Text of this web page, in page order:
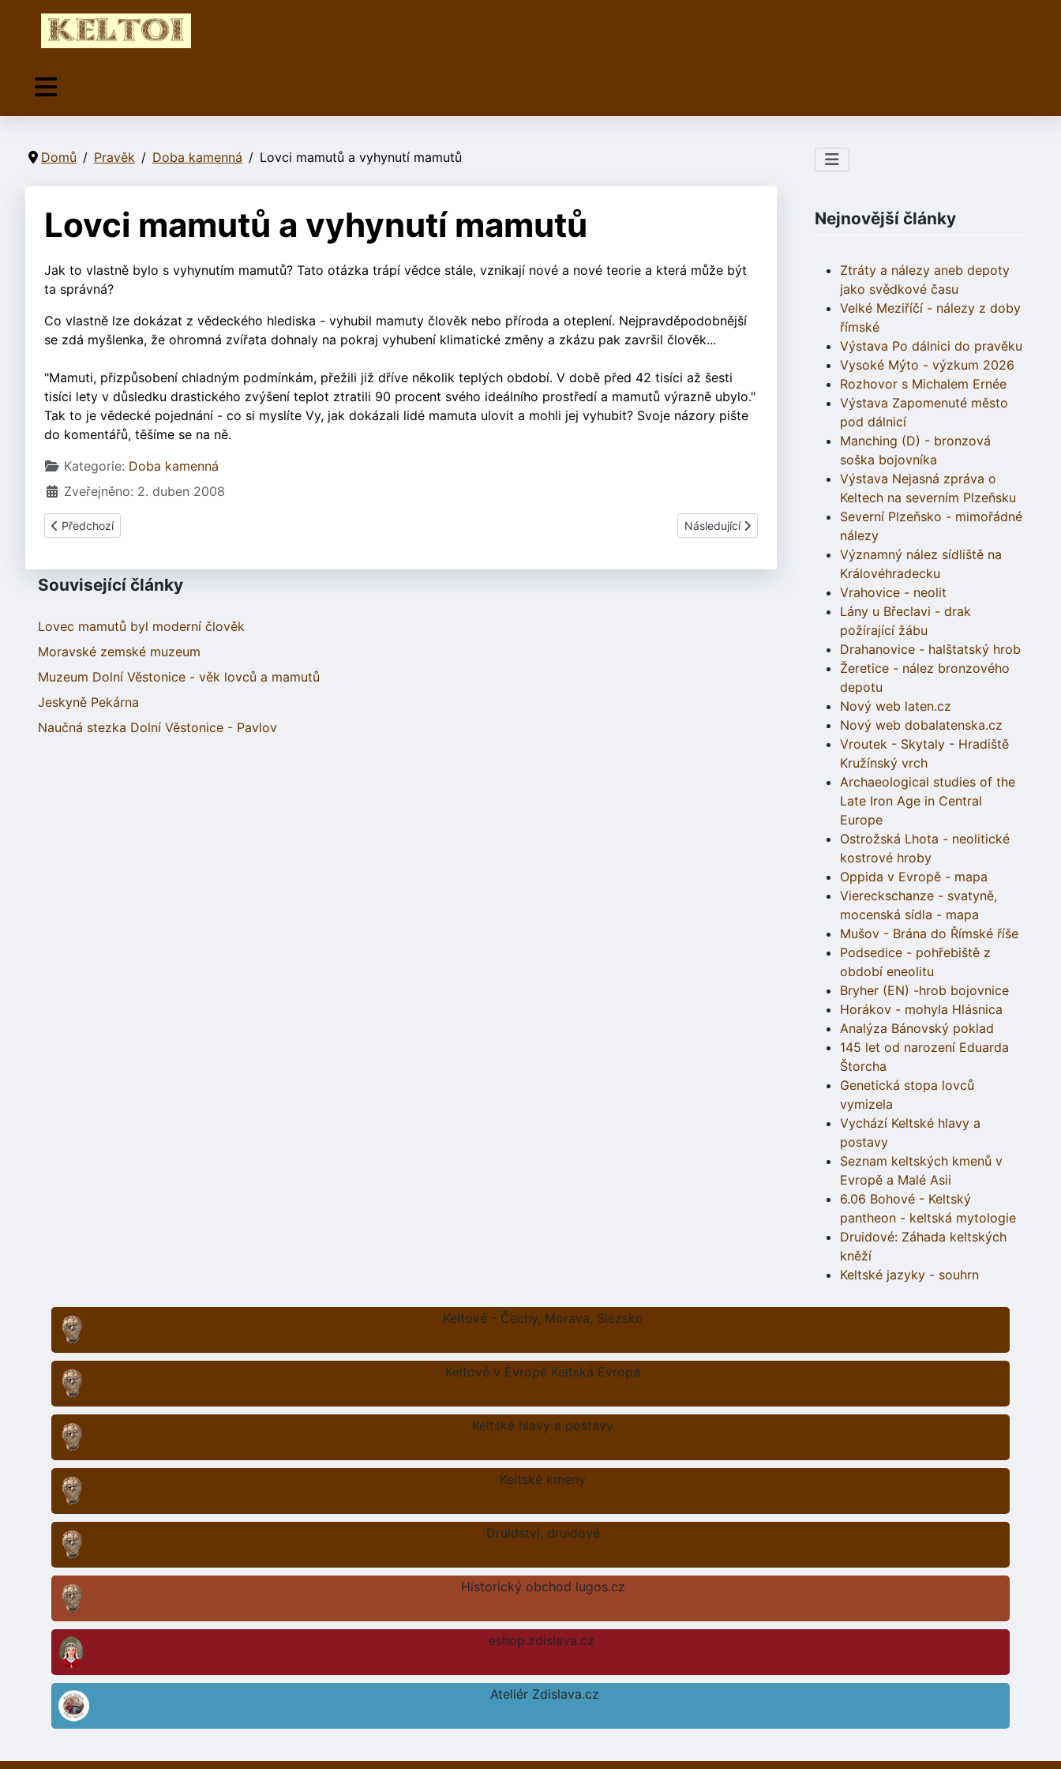
Domů Pravěk Doba kamenná Lovci mamutů a vyhynutí mamutů
Lovci mamutů a vyhynutí mamutů
Jak to vlastně bylo s vyhynutím mamutů? Tato otázka trápí vědce stále, vznikají nové a nové teorie a která může být
ta správná?
Co vlastně lze dokázat z vědeckého hlediska - vyhubil mamuty člověk nebo příroda a oteplení. Nejpravděpodobnější
se zdá myšlenka, že ohromná zvířata dohnaly na pokraj vyhubení klimatické změny a zkázu pak završil člověk...
"Mamuti, přizpůsobení chladným podmínkám, přežili již dříve několik teplých období. V době před 42 tisíci až šesti
tisíci lety v důsledku drastického zvýšení teplot ztratili 90 procent svého ideálního prostředí a mamutů výrazně ubylo."
Tak to je vědecké pojednání - co si myslíte Vy, jak dokázali lidé mamuta ulovit a mohli jej vyhubit? Svoje názory pište
do komentářů, těšíme se na ně.
Základní údaje
Kategorie: Doba kamenná
Zveřejněno: 2. duben 2008
Předchozí článek: Jaký byl vývoj člověka?
Předchozí Další článek: Doba kamenná - Základní informace
Následující
Související články
Lovec mamutů byl moderní člověk
Moravské zemské muzeum
Muzeum Dolní Věstonice - věk lovců a mamutů
Jeskyně Pekárna
Naučná stezka Dolní Věstonice - Pavlov
Nejnovější články
Ztráty a nálezy aneb depoty
jako svědkové času
Velké Meziříčí - nálezy z doby
římské
Výstava Po dálnici do pravěku
Vysoké Mýto - výzkum 2026
Rozhovor s Michalem Ernée
Výstava Zapomenuté město
pod dálnicí
Manching (D) - bronzová
soška bojovníka
Výstava Nejasná zpráva o
Keltech na severním Plzeňsku
Severní Plzeňsko - mimořádné
nálezy
Významný nález sídliště na
Královéhradecku
Vrahovice - neolit
Lány u Břeclavi - drak
požírající žábu
Drahanovice - halštatský hrob
Žeretice - nález bronzového
depotu
Nový web laten.cz
Nový web dobalatenska.cz
Vroutek - Skytaly - Hradiště
Kružínský vrch
Archaeological studies of the
Late Iron Age in Central
Europe
Ostrožská Lhota - neolitické
kostrové hroby
Oppida v Evropě - mapa
Viereckschanze - svatyně,
mocenská sídla - mapa
Mušov - Brána do Římské říše
Podsedice - pohřebiště z
období eneolitu
Bryher (EN) -hrob bojovnice
Horákov - mohyla Hlásnica
Analýza Bánovský poklad
145 let od narození Eduarda
Štorcha
Genetická stopa lovců
vymizela
Vychází Keltské hlavy a
postavy
Seznam keltských kmenů v
Evropě a Malé Asii
6.06 Bohové - Keltský
pantheon - keltská mytologie
Druidové: Záhada keltských
kněží
Keltské jazyky - souhrn
Keltové - Čechy, Morava, Slezsko
Keltové v Evropě Keltská Evropa
Keltské hlavy a postavy
Keltské kmeny
Druidství, druidové
Historický obchod lugos.cz
eshop.zdislava.cz
Ateliér Zdislava.cz